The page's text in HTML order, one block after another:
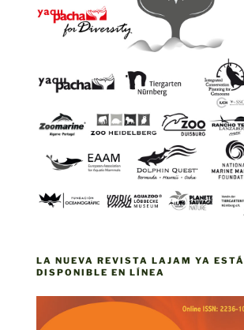
LA NUEVA REVISTA LAJAM YA ESTÁ
DISPONIBLE EN LÍNEA